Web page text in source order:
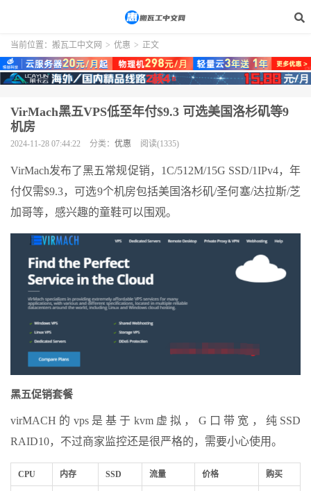
当前位置： 搬瓦工中文网 > 优惠 > 正文
VirMach黑五VPS低至年付$9.3 可选美国洛杉矶等9
机房
2024-11-28 07:44:22 分类： 优惠 阅读(1335)
VirMach发布了黑五常规促销，1C/512M/15G SSD/1IPv4，年
付仅需$9.3，可选9个机房包括美国洛杉矶/圣何塞/达拉斯/芝
加哥等，感兴趣的童鞋可以围观。
黑五促销套餐
virMACH的vps是基于kvm虚拟，G口带宽，纯SSD
RAID10，不过商家监控还是很严格的，需要小心使用。
CPU 内存 SSD 流量 价格 购买